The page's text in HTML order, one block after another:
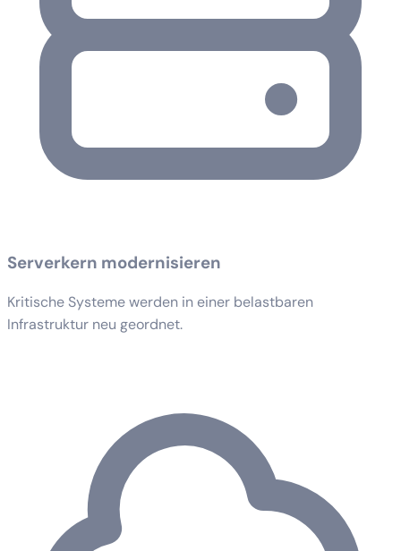
Serverkern modernisieren
Kritische Systeme werden in einer belastbaren
Infrastruktur neu geordnet.